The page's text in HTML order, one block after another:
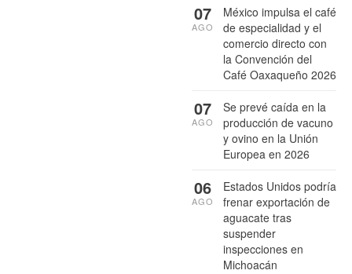
México impulsa el café
de especialidad y el
comercio directo con
la Convención del
Café Oaxaqueño 2026
07
AGO
Se prevé caída en la
producción de vacuno
y ovino en la Unión
Europea en 2026
07
AGO
Estados Unidos podría
frenar exportación de
aguacate tras
suspender
inspecciones en
Michoacán
06
AGO